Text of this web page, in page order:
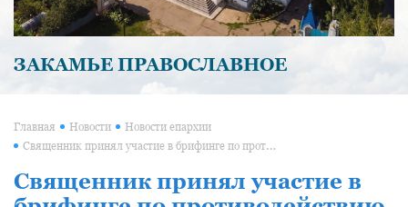
ЗАКАМЬЕ ПРАВОСЛАВНОЕ
Главная Новости Новости епархии
Священник принял участие в брифинге по противодействию экстремизма среди молодежи
Священник принял участие в